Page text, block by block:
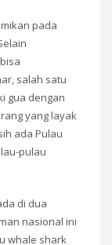
pada
salah satu
gua dengan
yang layak
ada Pulau
pulau
di dua
nasional ini
whale shark